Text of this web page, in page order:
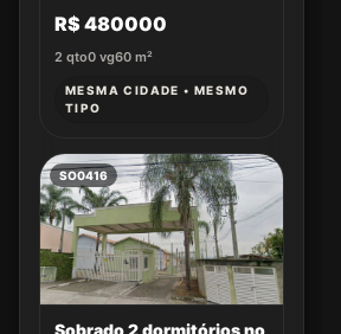
R$ 480000
2 qto0 vg60 m²
MESMA CIDADE • MESMO
TIPO
SO0416
Sobrado 2 dormitórios no